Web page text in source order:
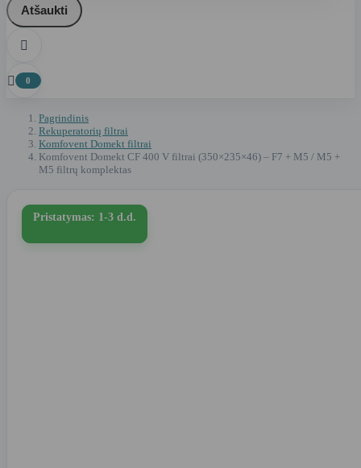
Atšaukti

 0
Pagrindinis
Rekuperatorių filtrai
Komfovent Domekt filtrai
Komfovent Domekt CF 400 V filtrai (350×235×46) – F7 + M5 / M5 +
M5 filtrų komplektas
Pristatymas: 1-3 d.d.